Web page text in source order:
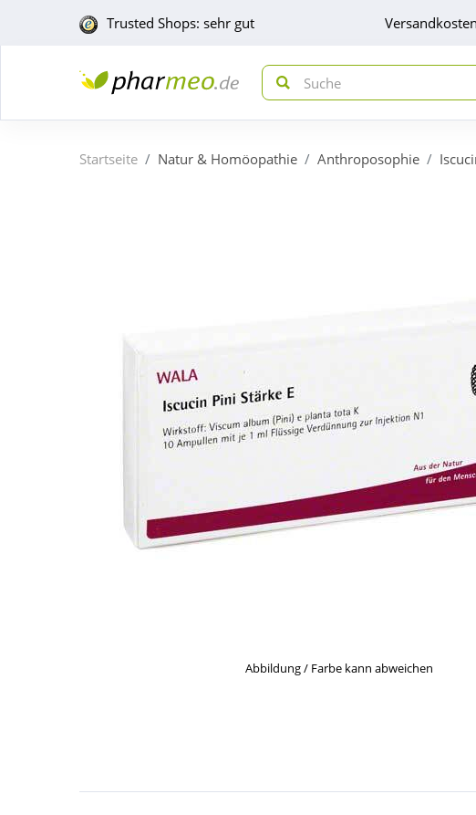
Trusted Shops: sehr gut
Startseite Natur & Homöopathie Anthroposophie
Abbildung / Farbe kann abweichen